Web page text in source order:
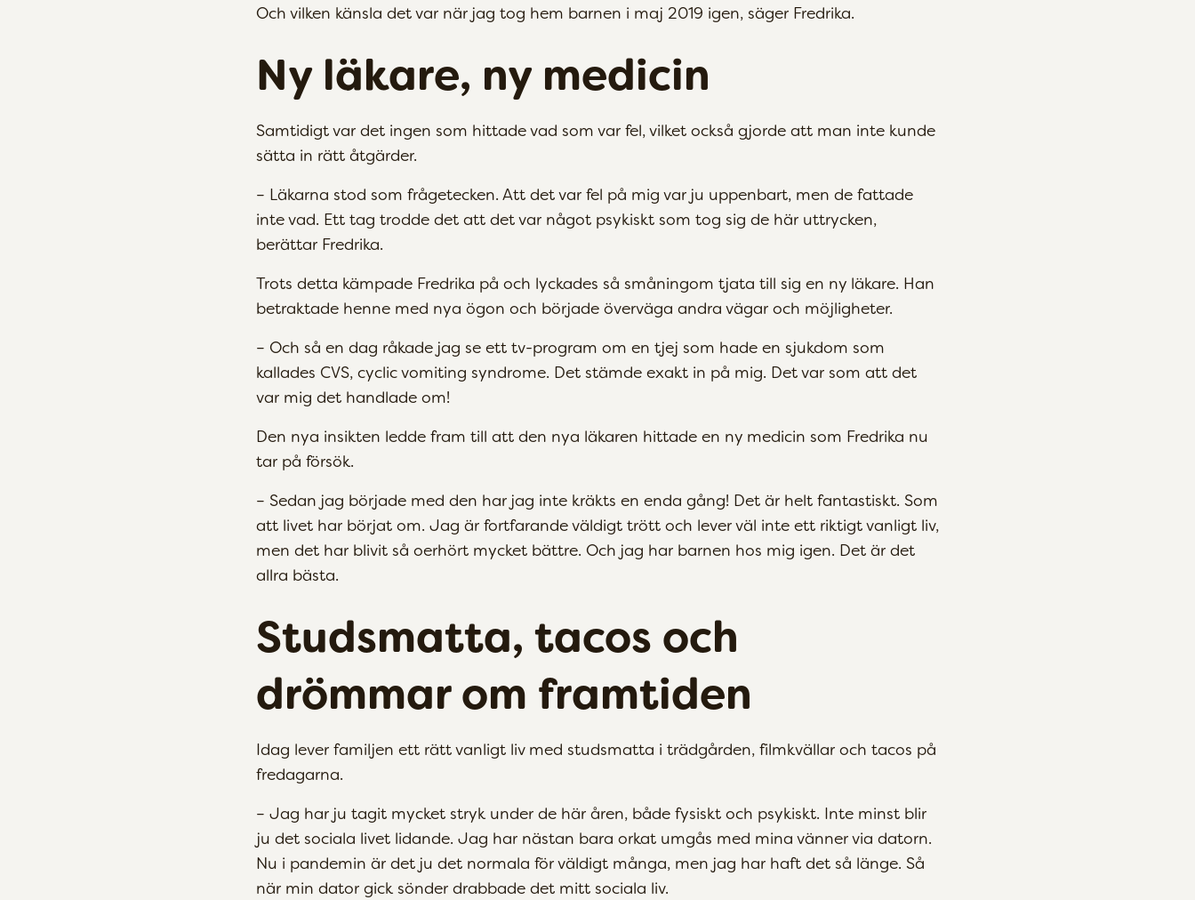
Och vilken känsla det var när jag tog hem barnen i maj 2019 igen, säger Fredrika.
Ny läkare, ny medicin
Samtidigt var det ingen som hittade vad som var fel, vilket också gjorde att man inte kunde
sätta in rätt åtgärder.
– Läkarna stod som frågetecken. Att det var fel på mig var ju uppenbart, men de fattade
inte vad. Ett tag trodde det att det var något psykiskt som tog sig de här uttrycken,
berättar Fredrika.
Trots detta kämpade Fredrika på och lyckades så småningom tjata till sig en ny läkare. Han
betraktade henne med nya ögon och började överväga andra vägar och möjligheter.
– Och så en dag råkade jag se ett tv-program om en tjej som hade en sjukdom som
kallades CVS, cyclic vomiting syndrome. Det stämde exakt in på mig. Det var som att det
var mig det handlade om!
Den nya insikten ledde fram till att den nya läkaren hittade en ny medicin som Fredrika nu
tar på försök.
– Sedan jag började med den har jag inte kräkts en enda gång! Det är helt fantastiskt. Som
att livet har börjat om. Jag är fortfarande väldigt trött och lever väl inte ett riktigt vanligt liv,
men det har blivit så oerhört mycket bättre. Och jag har barnen hos mig igen. Det är det
allra bästa.
Studsmatta, tacos och
drömmar om framtiden
Idag lever familjen ett rätt vanligt liv med studsmatta i trädgården, filmkvällar och tacos på
fredagarna.
– Jag har ju tagit mycket stryk under de här åren, både fysiskt och psykiskt. Inte minst blir
ju det sociala livet lidande. Jag har nästan bara orkat umgås med mina vänner via datorn.
Nu i pandemin är det ju det normala för väldigt många, men jag har haft det så länge. Så
när min dator gick sönder drabbade det mitt sociala liv.